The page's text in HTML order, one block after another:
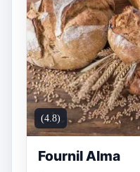
(4.8)
Fournil Alma